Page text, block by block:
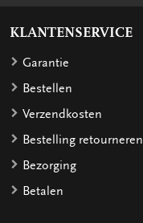
KLANTENSERVICE
Garantie
Bestellen
Verzendkosten
Bestelling retourneren
Bezorging
Betalen